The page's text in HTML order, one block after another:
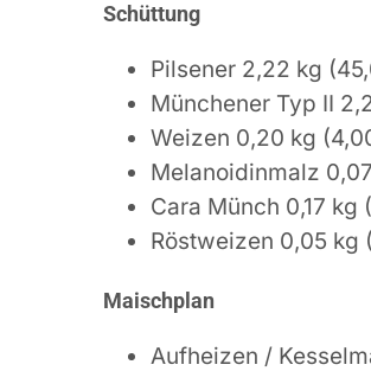
Schüttung
Pilsener 2,22 kg
Münchener Typ II
Weizen 0,20 kg
Melanoidinmalz
Cara Münch 0,17 kg
Röstweizen 0,05 kg
Maischplan
Aufheizen /